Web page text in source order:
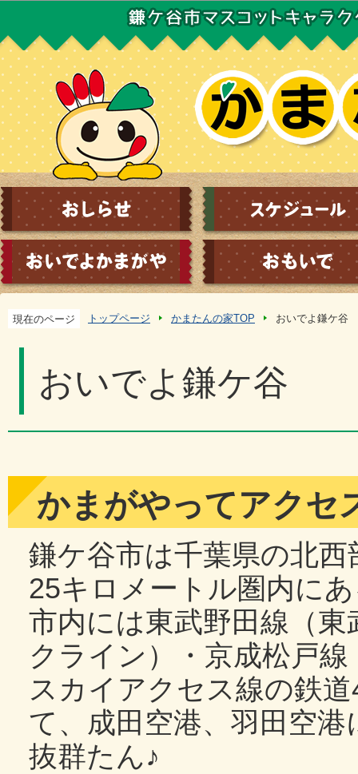
この
現在のページ トップページ かまたんの家TOP おいでよ鎌ケ谷
おいでよ鎌ケ谷
かまがやってアクセ
鎌ケ谷市は千葉県の北西
25キロメートル圏内に
市内には東武野田線（
クライン）・京成松戸
スカイアクセス線の鉄
て、成田空港、羽田空
抜群たん♪